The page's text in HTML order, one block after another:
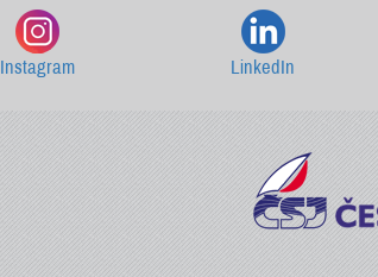
Instagram LinkedIn